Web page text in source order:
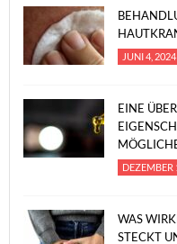
JUNI 4, 2024
EINE
DEZEMBER
WAS
STECKT